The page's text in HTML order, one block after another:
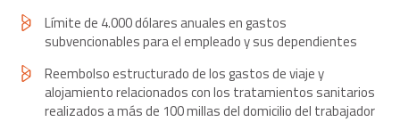
Límite de 4.000 dólares anuales en gastos
subvencionables para el empleado y sus dependientes
Reembolso estructurado de los gastos de viaje y
alojamiento relacionados con los tratamientos sanitarios
realizados a más de 100 millas del domicilio del trabajador